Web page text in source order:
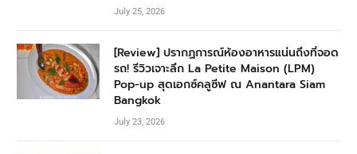
July 25, 2026
[Review] ปรากฏการณ์ห้องอาหารแน่นถึงที่จอด
รถ! รีวิวเจาะลึก La Petite Maison (LPM)
Pop-up สุดเอกซ์คลูซีฟ ณ Anantara Siam
Bangkok
July 23, 2026